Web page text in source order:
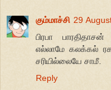
கும்மாச்சி 29
பிரபா
எல்லாமே கலக்கல்
சரியில்லையே சாமீ.
Reply